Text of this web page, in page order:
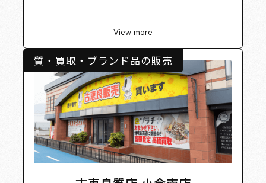
View more
質・買取・ブランド品の販売